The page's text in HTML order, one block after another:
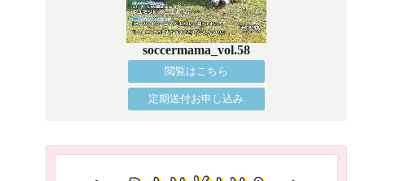
soccermama_vol.58
閲覧はこちら
定期送付お申し込み